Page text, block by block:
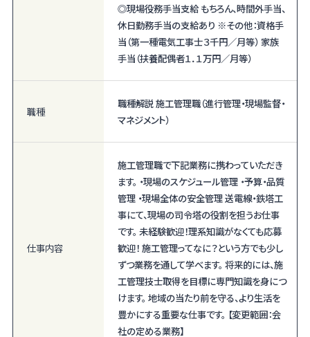
◎現場役務手当支給 もちろん、時間外手当、
休日勤務手当の支給あり ※その他：資格手
当（第一種電気工事士３千円／月等） 家族
手当（扶養配偶者１．１万円／月等）
職種
職種解説 施工管理職（進行管理・現場監督・
マネジメント）
仕事内容
施工管理職で下記業務に携わっていただき
ます。 ・現場のスケジュール管理 ・予算・品質
管理 ・現場全体の安全管理 送電線・鉄塔工
事にて、現場の司令塔の役割を担うお仕事
です。 未経験歓迎！理系知識がなくても応募
歓迎！ 施工管理ってなに？という方でも少し
ずつ業務を通して学べます。 将来的には、施
工管理技士取得を目標に専門知識を身につ
けます。 地域の当たり前を守る、より生活を
豊かにする重要な仕事です。 【変更範囲：会
社の定める業務】